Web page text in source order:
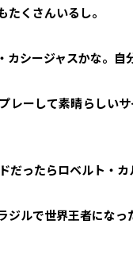
くさんいるし。
シージャスかな。自
レーして素晴らしい
だったらロベルト・カ
ルで世界王者になっ